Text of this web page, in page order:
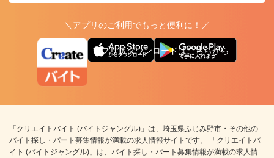
＼アプリのご利用でもっと便利に！／
アプリ版ダウンロードはこちらから
「クリエイトバイト (バイトジャングル)」は、埼玉県ふじみ野市・その他の
バイト探し・パート募集情報が満載の求人情報サイトです。 「クリエイトバ
イト (バイトジャングル)」は、バイト探し・パート募集情報が満載の求人情